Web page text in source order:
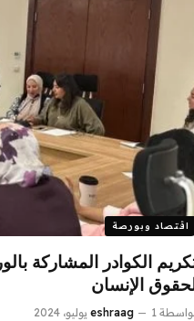
اقتصاد وبورصة
الكوادر المشاركة
الإنسان
eshraag 1 يوليو، 2024